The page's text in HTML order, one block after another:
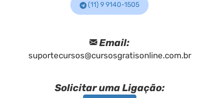
(11) 9 9140-1505
Email:
suportecursos@cursosgratisonline.com.br
Solicitar uma Ligação: